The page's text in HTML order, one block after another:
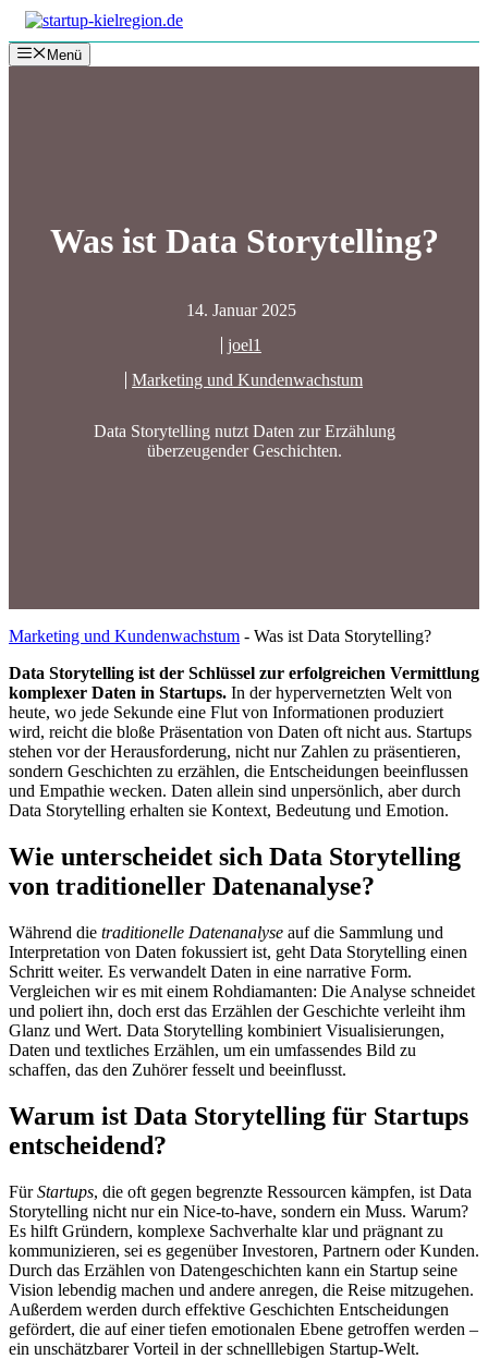
Zum
Inhalt
springenMenü
Was ist Data Storytelling?
14. Januar 2025
joel1
Marketing und Kundenwachstum
Data Storytelling nutzt Daten zur Erzählung
überzeugender Geschichten.
Marketing und Kundenwachstum - Was ist Data Storytelling?
Data Storytelling ist der Schlüssel zur erfolgreichen Vermittlung
komplexer Daten in Startups. In der hypervernetzten Welt von
heute, wo jede Sekunde eine Flut von Informationen produziert
wird, reicht die bloße Präsentation von Daten oft nicht aus. Startups
stehen vor der Herausforderung, nicht nur Zahlen zu präsentieren,
sondern Geschichten zu erzählen, die Entscheidungen beeinflussen
und Empathie wecken. Daten allein sind unpersönlich, aber durch
Data Storytelling erhalten sie Kontext, Bedeutung und Emotion.
Wie unterscheidet sich Data Storytelling
von traditioneller Datenanalyse?
Während die traditionelle Datenanalyse auf die Sammlung und
Interpretation von Daten fokussiert ist, geht Data Storytelling einen
Schritt weiter. Es verwandelt Daten in eine narrative Form.
Vergleichen wir es mit einem Rohdiamanten: Die Analyse schneidet
und poliert ihn, doch erst das Erzählen der Geschichte verleiht ihm
Glanz und Wert. Data Storytelling kombiniert Visualisierungen,
Daten und textliches Erzählen, um ein umfassendes Bild zu
schaffen, das den Zuhörer fesselt und beeinflusst.
Warum ist Data Storytelling für Startups
entscheidend?
FürStartups, die oft gegen begrenzte Ressourcen kämpfen, ist Data
Storytelling nicht nur ein Nice-to-have, sondern ein Muss. Warum?
Es hilft Gründern, komplexe Sachverhalte klar und prägnant zu
kommunizieren, sei es gegenüber Investoren, Partnern oder Kunden.
Durch das Erzählen von Datengeschichten kann ein Startup seine
Vision lebendig machen und andere anregen, die Reise mitzugehen.
Außerdem werden durch effektive Geschichten Entscheidungen
gefördert, die auf einer tiefen emotionalen Ebene getroffen werden –
ein unschätzbarer Vorteil in der schnelllebigen Startup-Welt.